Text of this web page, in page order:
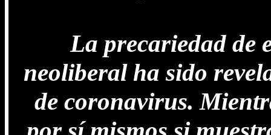
La precariedad de
neoliberal ha sido
de coronavirus.